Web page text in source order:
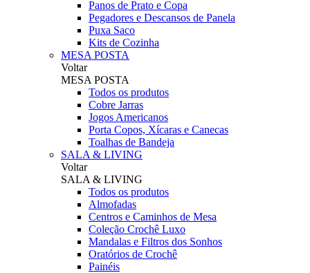
Panos de Prato e Copa
Pegadores e Descansos de Panela
Puxa Saco
Kits de Cozinha
MESA POSTA
Voltar
MESA POSTA
Todos os produtos
Cobre Jarras
Jogos Americanos
Porta Copos, Xícaras e Canecas
Toalhas de Bandeja
SALA & LIVING
Voltar
SALA & LIVING
Todos os produtos
Almofadas
Centros e Caminhos de Mesa
Coleção Crochê Luxo
Mandalas e Filtros dos Sonhos
Oratórios de Crochê
Painéis